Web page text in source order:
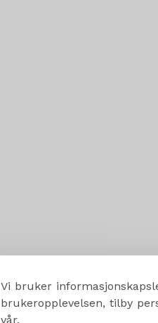
Vi bruker
brukeropplevelsen, tilby
vår.